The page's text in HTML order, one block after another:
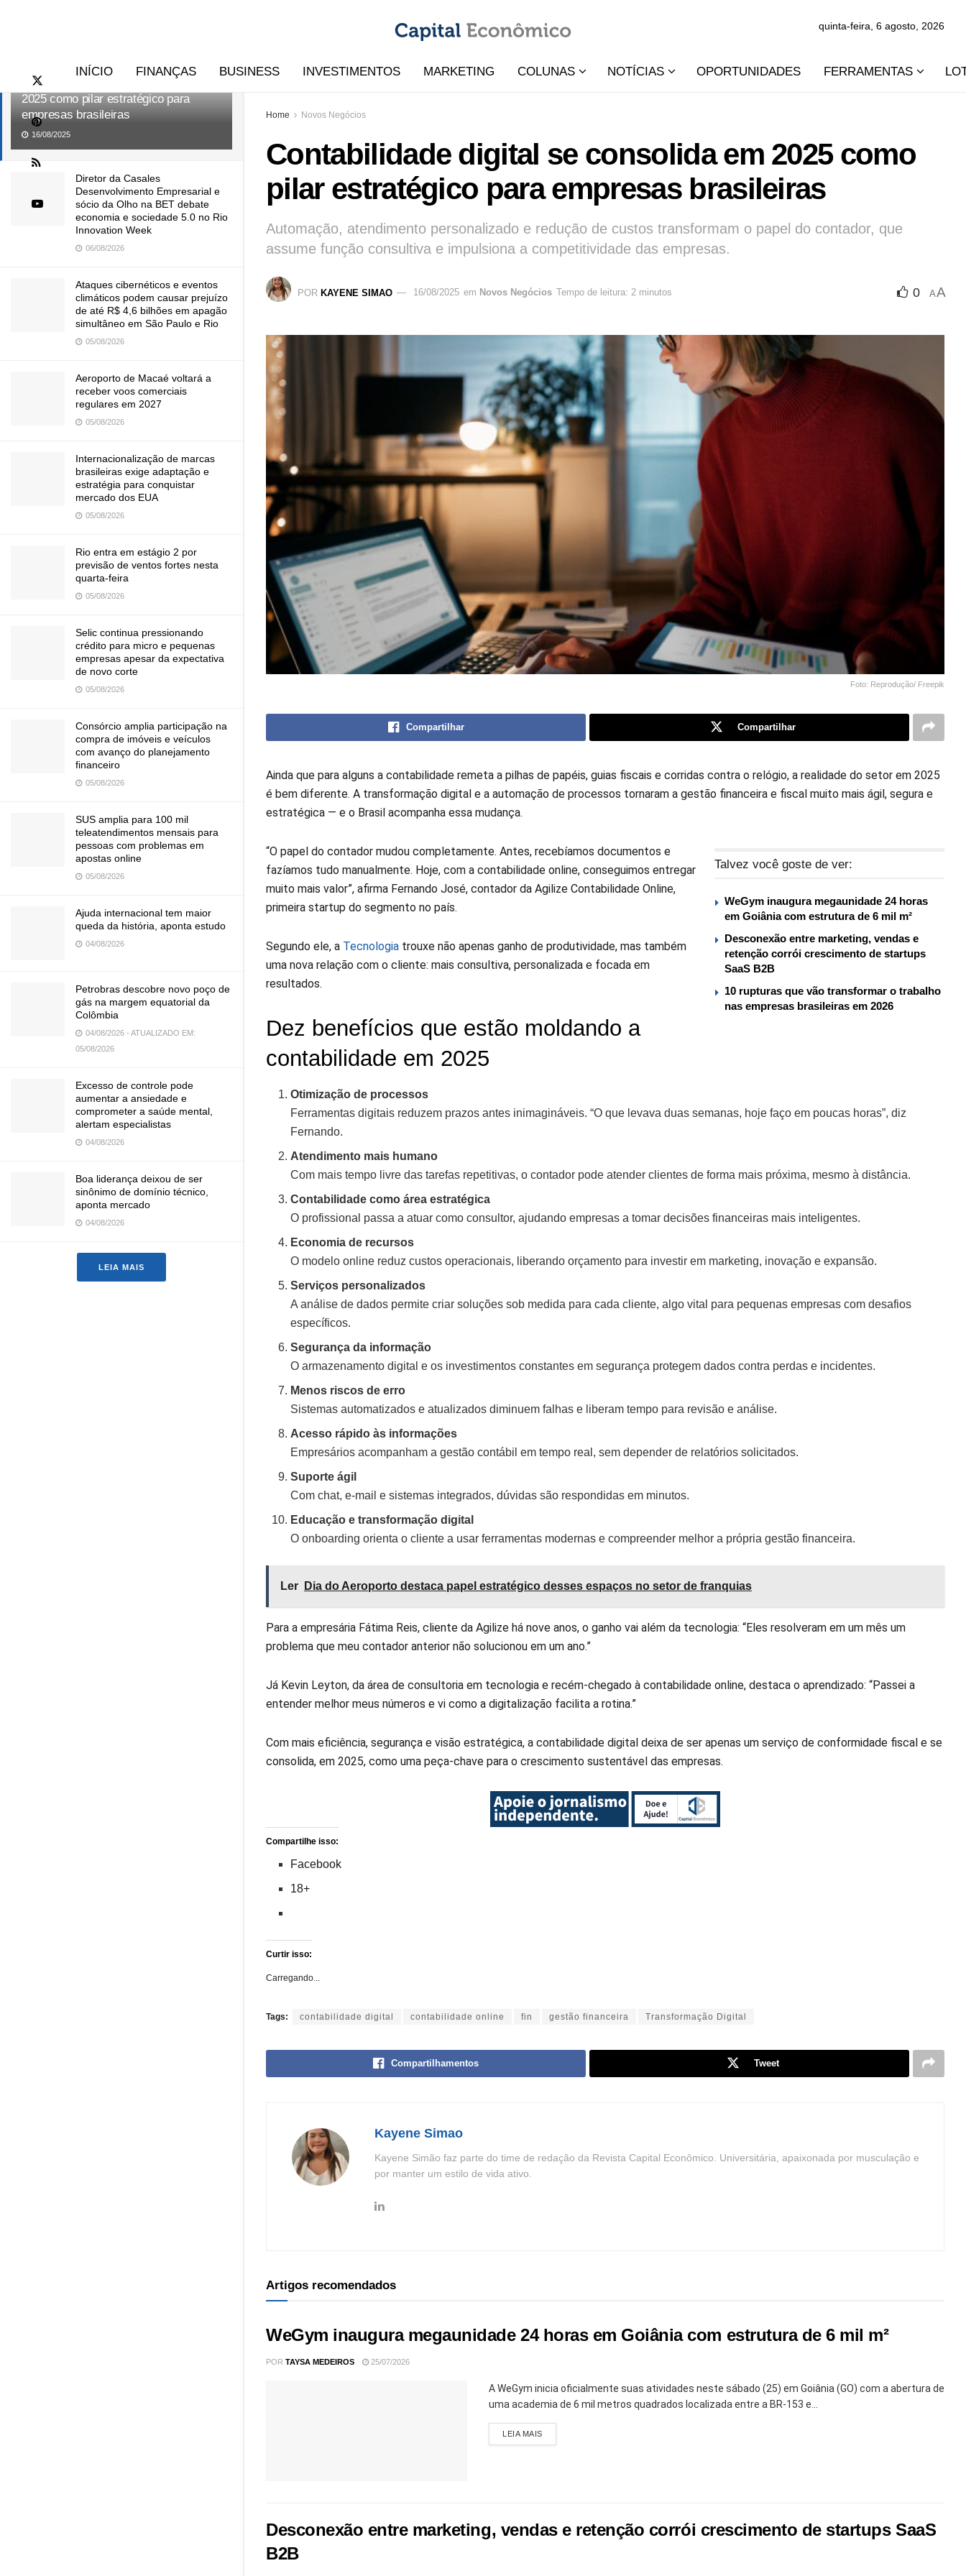
Contabilidade digital se consolida em
2025 como pilar estratégico para
empresas brasileiras
16/08/2025
Diretor da Casales
Desenvolvimento Empresarial e
sócio da Olho na BET debate
economia e sociedade 5.0 no Rio
Innovation Week
06/08/2026
Ataques cibernéticos e eventos
climáticos podem causar prejuízo
de até R$ 4,6 bilhões em apagão
simultâneo em São Paulo e Rio
05/08/2026
Aeroporto de Macaé voltará a
receber voos comerciais
regulares em 2027
05/08/2026
Internacionalização de marcas
brasileiras exige adaptação e
estratégia para conquistar
mercado dos EUA
05/08/2026
Rio entra em estágio 2 por
previsão de ventos fortes nesta
quarta-feira
05/08/2026
Selic continua pressionando
crédito para micro e pequenas
empresas apesar da expectativa
de novo corte
05/08/2026
Consórcio amplia participação na
compra de imóveis e veículos
com avanço do planejamento
financeiro
05/08/2026
SUS amplia para 100 mil
teleatendimentos mensais para
pessoas com problemas em
apostas online
05/08/2026
Ajuda internacional tem maior
queda da história, aponta estudo
04/08/2026
Petrobras descobre novo poço de
gás na margem equatorial da
Colômbia
04/08/2026 - ATUALIZADO EM:
05/08/2026
Excesso de controle pode
aumentar a ansiedade e
comprometer a saúde mental,
alertam especialistas
04/08/2026
Boa liderança deixou de ser
sinônimo de domínio técnico,
aponta mercado
04/08/2026
LEIA MAIS
quinta-feira, 6 agosto, 2026
INÍCIO FINANÇAS BUSINESS INVESTIMENTOS MARKETING COLUNAS NOTÍCIAS OPORTUNIDADES FERRAMENTAS
Home Novos Negócios
Contabilidade digital se consolida em 2025 como
pilar estratégico para empresas brasileiras
Automação, atendimento personalizado e redução de custos transformam o papel do contador, que
assume função consultiva e impulsiona a competitividade das empresas.
POR KAYENE SIMAO 16/08/2025 em Novos Negócios Tempo de leitura: 2 minutos 0 AA
Foto: Reprodução/ Freepik
Compartilhar Compartilhar
Ainda que para alguns a contabilidade remeta a pilhas de papéis, guias fiscais e corridas contra o relógio, a realidade do setor em 2025
é bem diferente. A transformação digital e a automação de processos tornaram a gestão financeira e fiscal muito mais ágil, segura e
estratégica — e o Brasil acompanha essa mudança.
Talvez você goste de ver:
WeGym inaugura megaunidade 24 horas
em Goiânia com estrutura de 6 mil m²
Desconexão entre marketing, vendas e
retenção corrói crescimento de startups
SaaS B2B
10 rupturas que vão transformar o trabalho
nas empresas brasileiras em 2026
“O papel do contador mudou completamente. Antes, recebíamos documentos e
fazíamos tudo manualmente. Hoje, com a contabilidade online, conseguimos entregar
muito mais valor”, afirma Fernando José, contador da Agilize Contabilidade Online,
primeira startup do segmento no país.
Segundo ele, a Tecnologia trouxe não apenas ganho de produtividade, mas também
uma nova relação com o cliente: mais consultiva, personalizada e focada em
resultados.
Dez benefícios que estão moldando a
contabilidade em 2025
Otimização de processos
Ferramentas digitais reduzem prazos antes inimagináveis. “O que levava duas semanas, hoje faço em poucas horas”, diz
Fernando.
Atendimento mais humano
Com mais tempo livre das tarefas repetitivas, o contador pode atender clientes de forma mais próxima, mesmo à distância.
Contabilidade como área estratégica
O profissional passa a atuar como consultor, ajudando empresas a tomar decisões financeiras mais inteligentes.
Economia de recursos
O modelo online reduz custos operacionais, liberando orçamento para investir em marketing, inovação e expansão.
Serviços personalizados
A análise de dados permite criar soluções sob medida para cada cliente, algo vital para pequenas empresas com desafios
específicos.
Segurança da informação
O armazenamento digital e os investimentos constantes em segurança protegem dados contra perdas e incidentes.
Menos riscos de erro
Sistemas automatizados e atualizados diminuem falhas e liberam tempo para revisão e análise.
Acesso rápido às informações
Empresários acompanham a gestão contábil em tempo real, sem depender de relatórios solicitados.
Suporte ágil
Com chat, e-mail e sistemas integrados, dúvidas são respondidas em minutos.
Educação e transformação digital
O onboarding orienta o cliente a usar ferramentas modernas e compreender melhor a própria gestão financeira.
Ler Dia do Aeroporto destaca papel estratégico desses espaços no setor de franquias
Para a empresária Fátima Reis, cliente da Agilize há nove anos, o ganho vai além da tecnologia: “Eles resolveram em um mês um
problema que meu contador anterior não solucionou em um ano.”
Já Kevin Leyton, da área de consultoria em tecnologia e recém-chegado à contabilidade online, destaca o aprendizado: “Passei a
entender melhor meus números e vi como a digitalização facilita a rotina.”
Com mais eficiência, segurança e visão estratégica, a contabilidade digital deixa de ser apenas um serviço de conformidade fiscal e se
consolida, em 2025, como uma peça-chave para o crescimento sustentável das empresas.
Compartilhe isso:
Facebook
18+
Curtir isso:
Carregando...
Tags: contabilidade digital contabilidade online fin gestão financeira Transformação Digital
Compartilhamentos Tweet
Kayene Simao
Kayene Simão faz parte do time de redação da Revista Capital Econômico. Universitária, apaixonada por musculação e
por manter um estilo de vida ativo.
Artigos recomendados
WeGym inaugura megaunidade 24 horas em Goiânia com estrutura de 6 mil m²
POR TAYSA MEDEIROS 25/07/2026
A WeGym inicia oficialmente suas atividades neste sábado (25) em Goiânia (GO) com a abertura de
uma academia de 6 mil metros quadrados localizada entre a BR-153 e...
LEIA MAIS
Desconexão entre marketing, vendas e retenção corrói crescimento de startups SaaS
B2B